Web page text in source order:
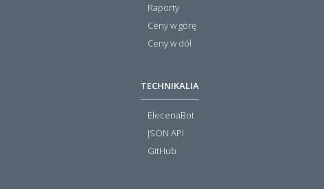
Raporty
Ceny w górę
Ceny w dół
TECHNIKALIA
ElecenaBot
JSON API
GitHub